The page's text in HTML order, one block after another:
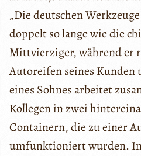
„Die deutschen
doppelt so lange wie die
Mittvierziger, während er
Autoreifen seines Kunden
eines Sohnes arbeitet
Kollegen in zwei
Containern, die zu einer
umfunktioniert wurden.